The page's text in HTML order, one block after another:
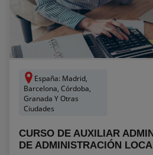
España: Madrid,
Barcelona, Córdoba,
Granada Y Otras
Ciudades
CURSO DE AUXILIAR
DE ADMINISTRACIÓN